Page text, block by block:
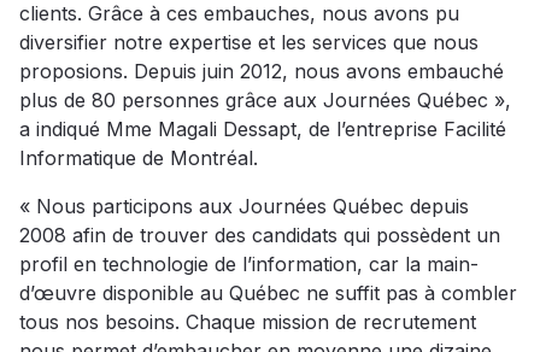
clients. Grâce à ces embauches, nous avons pu
diversifier notre expertise et les services que nous
proposions. Depuis juin 2012, nous avons embauché
plus de 80 personnes grâce aux Journées Québec »,
a indiqué Mme Magali Dessapt, de l’entreprise Facilité
Informatique de Montréal.
« Nous participons aux Journées Québec depuis
2008 afin de trouver des candidats qui possèdent un
profil en technologie de l’information, car la main-
d’œuvre disponible au Québec ne suffit pas à combler
tous nos besoins. Chaque mission de recrutement